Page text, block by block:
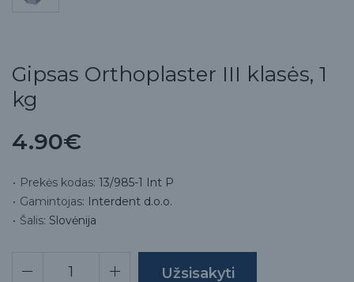
Gipsas Orthoplaster III klasės, 1
kg
4.90€
Prekės kodas: 13/985-1 Int P
Gamintojas: Interdent d.o.o.
Šalis: Slovėnija